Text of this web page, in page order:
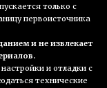
только с
первоисточника
и не извлекает
и отладки с
технические